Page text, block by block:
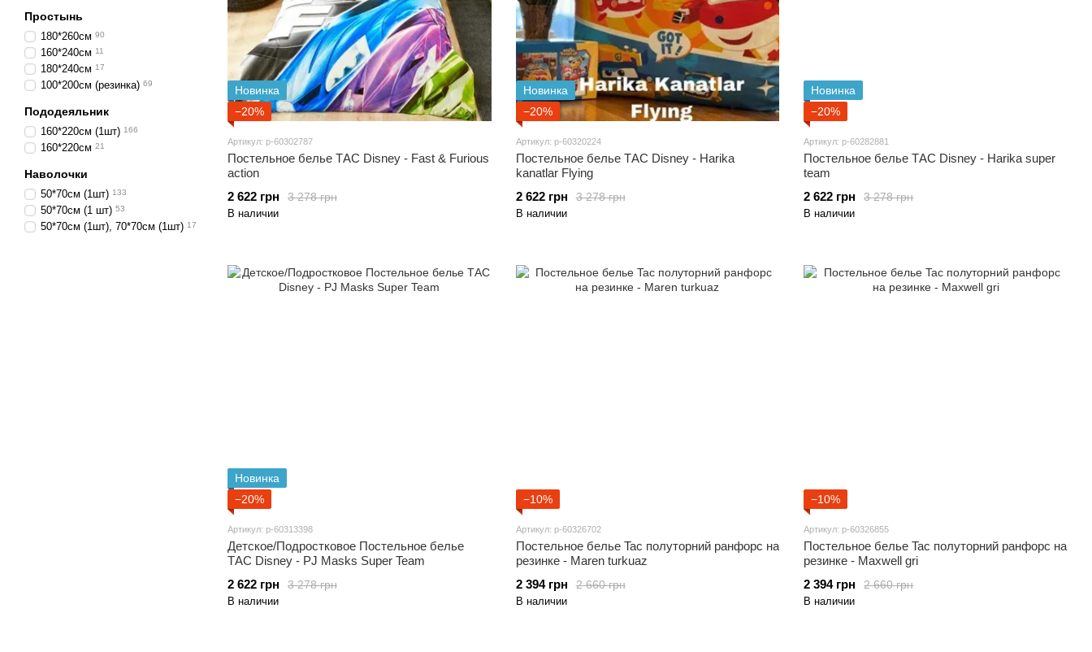
Новинка
−20%
Артикул: p-60302787
Постельное белье ТАС Disney - Fast & Furious
action
3 278 грн
2 622 грн
В наличии
Новинка
−20%
Артикул: p-60320224
Постельное белье ТАС Disney - Harika
kanatlar Flying
3 278 грн
2 622 грн
В наличии
Новинка
−20%
Артикул: p-60282881
Постельное белье ТАС Disney - Harika super
team
3 278 грн
2 622 грн
В наличии
Новинка
−20%
Артикул: p-60313398
Детское/Подростковое Постельное белье
ТАС Disney - PJ Masks Super Team
3 278 грн
2 622 грн
В наличии
−10%
Артикул: p-60326702
Постельное белье Tac полуторний ранфорс на
резинке - Maren turkuaz
2 660 грн
2 394 грн
В наличии
−10%
Артикул: p-60326855
Постельное белье Tac полуторний ранфорс на
резинке - Maxwell gri
2 660 грн
2 394 грн
В наличии
Простынь
180*260см 90
160*240см 11
180*240см 17
100*200см (резинка) 69
Пододеяльник
160*220см (1шт) 166
160*220см 21
Наволочки
50*70см (1шт) 133
50*70см (1 шт) 53
50*70см (1шт), 70*70см (1шт) 17